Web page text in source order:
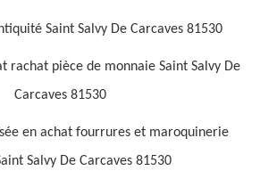
Saint Salvy De Carcaves 81530
rachat pièce de monnaie Saint Salvy De
Carcaves 81530
en achat fourrures et maroquinerie
Salvy De Carcaves 81530